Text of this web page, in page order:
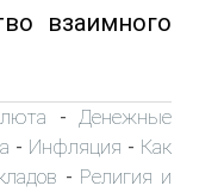
взаимного
- Денежные
- Инфляция - Как
- Религия и